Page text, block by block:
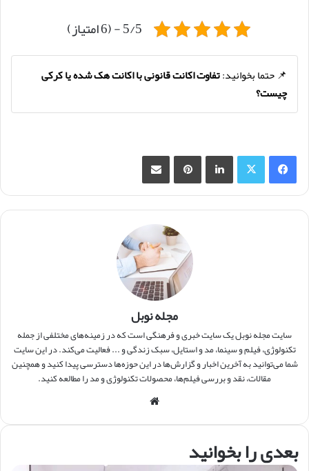
5/5 - (6 امتیاز)
📌 حتما بخوانید:تفاوت اکانت قانونی با اکانت هک شده یا کرکی
چیست؟
فیس بوک X لینکدین ‫پین‌ترست
مجله نوبل
سایت مجله نوبل یک سایت خبری و فرهنگی است که در زمینه‌های مختلفی از جمله
تکنولوژی، فیلم و سینما، مد و استایل، سبک زندگی و ... فعالیت می‌کند. در این سایت
شما می‌توانید به آخرین اخبار و گزارش‌ها در این حوزه‌ها دسترسی پیدا کنید و همچنین
مقالات، نقد و بررسی فیلم‌ها، محصولات تکنولوژی و مد را مطالعه کنید.
بعدی را بخوانید